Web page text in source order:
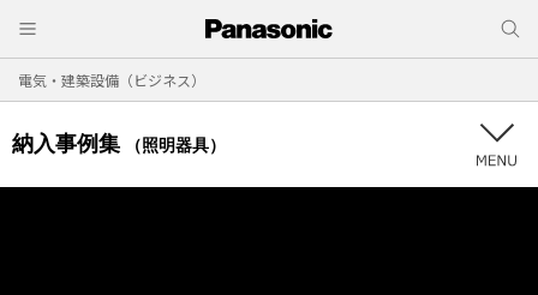
電気・建築設備（ビジネス）
納入事例集 （照明器具）